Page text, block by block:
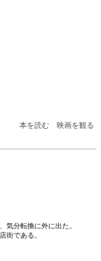
本を読む 映画を観る
気分転換に外に出た。
街である。